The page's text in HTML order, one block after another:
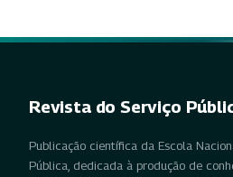
Revista do Serviço
Publicação científica da Escola
Pública, dedicada à produção de